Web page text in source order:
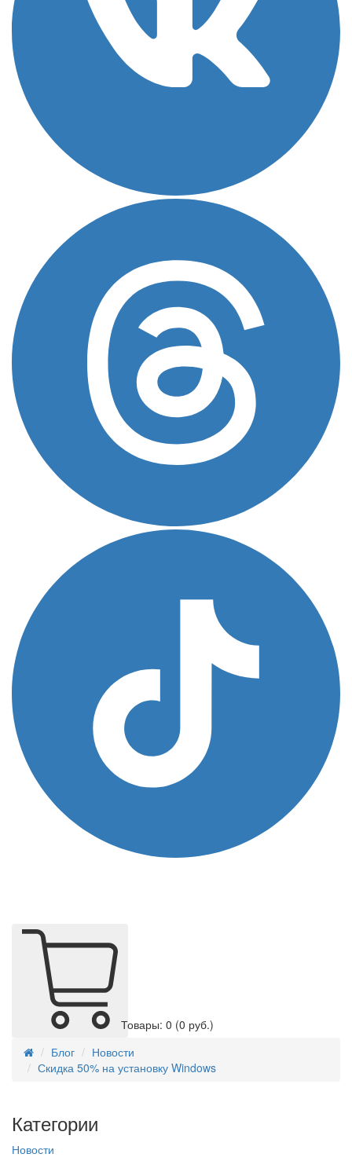
Товары: 0 (0 руб.)
Блог
Новости
Скидка 50% на установку Windows
Категории
Новости